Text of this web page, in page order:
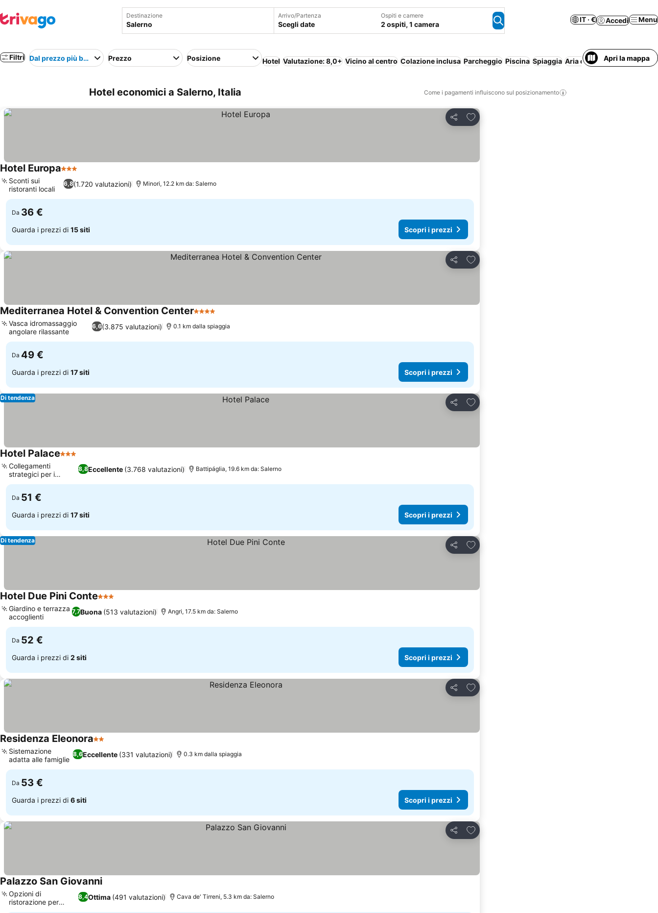
Destinazione Arrivo/Partenza
Scegli date
Ospiti e camere
2 ospiti, 1 camera
IT · € Accedi Menu
Filtri Dal prezzo più basso Prezzo Posizione Hotel Valutazione: 8,0+ Vicino al centro Colazione inclusa Parcheggio Piscina Spiaggia Aria condizionataApri la mappa
Hotel economici a Salerno, Italia Come i pagamenti influiscono sul posizionamento
Condividi
Aggiungi ai preferiti
Hotel Europa3 Stelle
6,8(1.720 valutazioni)
Sconti sui
ristoranti locali
Minori, 12.2 km da: Salerno
Da 36 €
Guarda i prezzi di 15 siti Scopri i prezzi
Condividi
Aggiungi ai preferiti
Mediterranea Hotel & Convention Center4 Stelle
6,6(3.875 valutazioni)
Vasca idromassaggio
angolare rilassante
0.1 km dalla spiaggia
Da 49 €
Guarda i prezzi di 17 siti Scopri i prezzi
Condividi
Aggiungi ai preferiti
Di tendenza
Hotel Palace3 Stelle
8,8Eccellente (3.768 valutazioni)
Collegamenti
strategici per i
trasporti
Battipáglia, 19.6 km da: Salerno
Da 51 €
Guarda i prezzi di 17 siti Scopri i prezzi
Condividi
Aggiungi ai preferiti
Di tendenza
Hotel Due Pini Conte3 Stelle
7,7Buona (513 valutazioni)
Giardino e terrazza
accoglienti
Angri, 17.5 km da: Salerno
Da 52 €
Guarda i prezzi di 2 siti Scopri i prezzi
Condividi
Aggiungi ai preferiti
Residenza Eleonora2 Stelle
8,6Eccellente (331 valutazioni)
Sistemazione
adatta alle famiglie
0.3 km dalla spiaggia
Da 53 €
Guarda i prezzi di 6 siti Scopri i prezzi
Condividi
Aggiungi ai preferiti
Palazzo San Giovanni
8,4Ottima (491 valutazioni)
Opzioni di
ristorazione per
famiglie
Cava de' Tirreni, 5.3 km da: Salerno